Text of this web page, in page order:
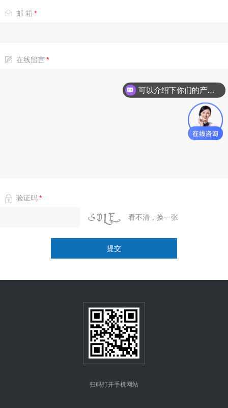
邮 箱 *
在线留言*
验证码*
看不清，换一张
提交
扫码打开手机网站
可以介绍下你们的产品么？